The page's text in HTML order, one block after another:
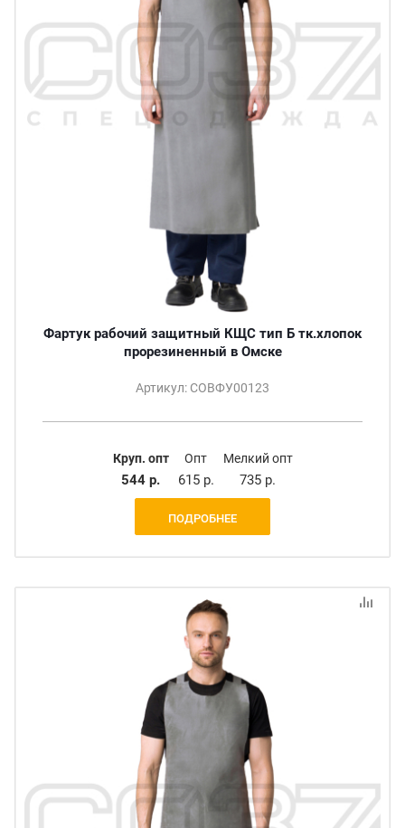
Фартук рабочий защитный КЩС тип Б тк.хлопок
прорезиненный в Омске
Артикул: СОВФУ00123
Круп. опт
544 р.
Опт
615 р.
Мелкий опт
735 р.
ПОДРОБНЕЕ